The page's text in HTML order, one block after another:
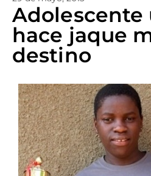
Adolescente
hace jaque
destino